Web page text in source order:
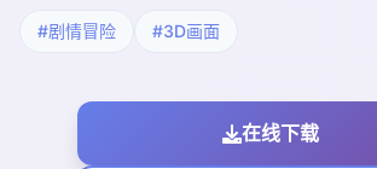
#剧情冒险 #3D画面
在线下载